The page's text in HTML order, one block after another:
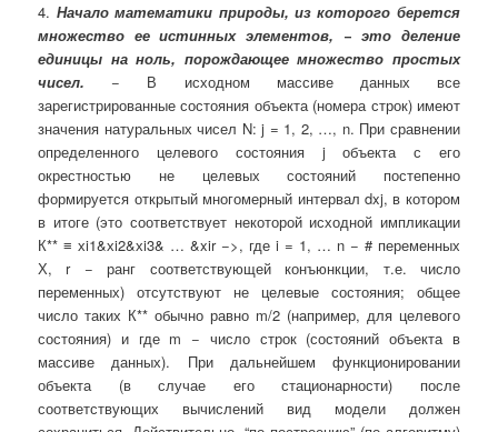
4. Начало математики природы, из которого берется
множество ее истинных элементов, − это деление
единицы на ноль, порождающее множество простых
чисел. − В исходном массиве данных все
зарегистрированные состояния объекта (номера строк) имеют
значения натуральных чисел N: j = 1, 2, …, n. При сравнении
определенного целевого состояния j объекта с его
окрестностью не целевых состояний постепенно
формируется открытый многомерный интервал dxj, в котором
в итоге (это соответствует некоторой исходной импликации
К** ≡ хi1&хi2&хi3& … &xir −>, где i = 1, … n − # переменных
Х, r − ранг соответствующей конъюнкции, т.е. число
переменных) отсутствуют не целевые состояния; общее
число таких К** обычно равно m/2 (например, для целевого
состояния) и где m − число строк (состояний объекта в
массиве данных). При дальнейшем функционировании
объекта (в случае его стационарности) после
соответствующих вычислений вид модели должен